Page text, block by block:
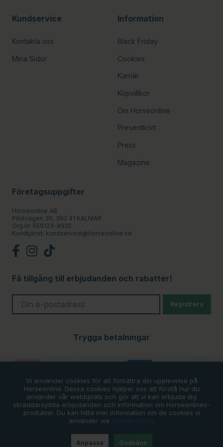
Kundservice
Kontakta oss
Mina Sidor
Information
Black Friday
Cookies
Karriär
Köpvillkor
Om Horseonline
Presentkort
Press
Magazine
Företagsuppgifter
Horseonline AB
Pilotvägen 30, 392 41 KALMAR
Org.nr: 559123-9925
Kundtjänst: kundservice@horseonline.se
Få tillgång till erbjudanden och rabatter!
Registrera
Trygga betalningar
Vi använder cookies för att förbättra din upplevelse på
Horseonline. Dessa cookies hjälper oss att förstå hur du
använder vår webbplats och gör att vi kan erbjuda dig
skräddarsydda erbjudanden och information om Horseonlines-
produkter. Du kan hitta mer information om de cookies vi
använder via Cookie Policy.
Anpassa Godkänn